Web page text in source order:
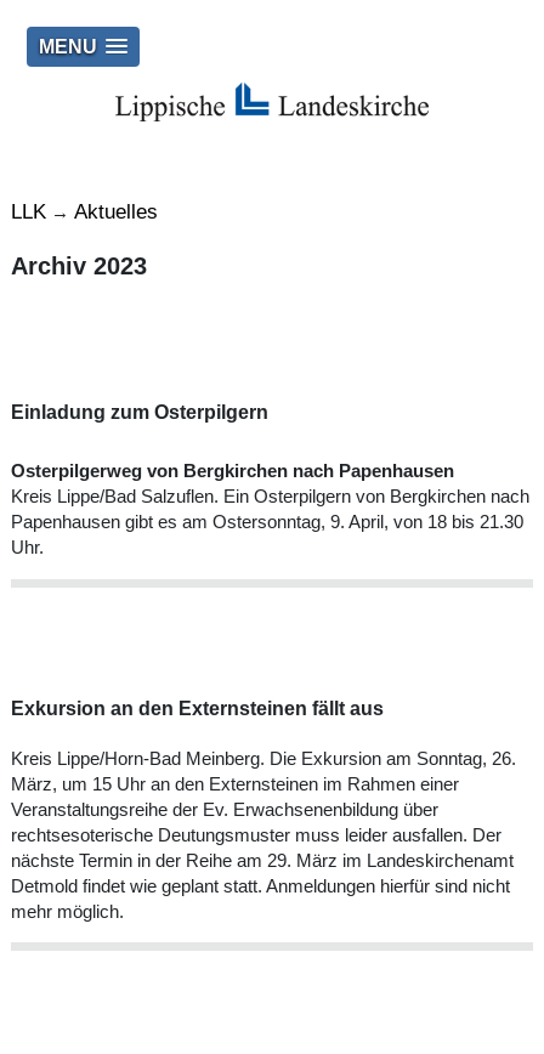
MENU
LLK → Aktuelles
Archiv 2023
Einladung zum Osterpilgern
Osterpilgerweg von Bergkirchen nach Papenhausen
Kreis Lippe/Bad Salzuflen. Ein Osterpilgern von Bergkirchen nach
Papenhausen gibt es am Ostersonntag, 9. April, von 18 bis 21.30
Uhr.
Exkursion an den Externsteinen fällt aus
Kreis Lippe/Horn-Bad Meinberg. Die Exkursion am Sonntag, 26.
März, um 15 Uhr an den Externsteinen im Rahmen einer
Veranstaltungsreihe der Ev. Erwachsenenbildung über
rechtsesoterische Deutungsmuster muss leider ausfallen. Der
nächste Termin in der Reihe am 29. März im Landeskirchenamt
Detmold findet wie geplant statt. Anmeldungen hierfür sind nicht
mehr möglich.